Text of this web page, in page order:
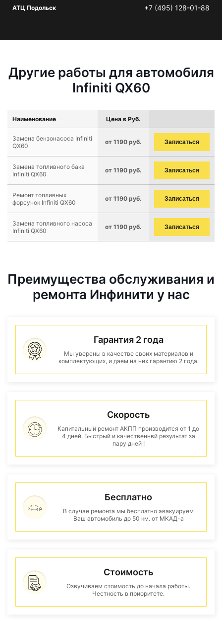
АТЦ Подольск +7 (495) 128-01-88
Другие работы для автомобиля
Infiniti QX60
Наименование Цена в Руб.
Замена бензонасоса Infiniti
QX60
от 1190 руб. Записаться
Замена топливного бака
Infiniti QX60
от 1190 руб. Записаться
Ремонт топливных
форсунок Infiniti QX60
от 1190 руб. Записаться
Замена топливного насоса
Infiniti QX60
от 1190 руб. Записаться
Преимущества обслуживания и
ремонта Инфинити у нас
Гарантия 2 года
Мы уверены в качестве своих материалов и
комплектующих, и даем на них гарантию 2 года.
Скорость
Капитальный ремонт АКПП производится от 1 до
4 дней. Быстрый и качественнвй результат за
пару дней !
Бесплатно
В случае ремонта мы бесплатно эвакуируем
Ваш автомобиль до 50 км. от МКАД-а
Стоимость
Озвучиваем стоимость до начала работы.
Честность в приоритете.